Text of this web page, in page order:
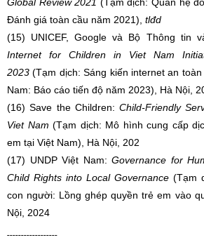
Đánh giá toàn cầu năm 2021), tlđd
(15) UNICEF, Google và Bộ Thông tin
Internet for Children in Viet Nam
2023(Tạm dịch: Sáng kiến ​​internet an
Nam: Báo cáo tiến độ năm 2023), Hà Nội,
(16) Save the Children: Child-Friendly
Viet Nam(Tạm dịch: Mô hình cung cấp
em tại Việt Nam), Hà Nội, 202
(17) UNDP Việt Nam: Governance for
Child Rights into Local Governance (Tạm
con người: Lồng ghép quyền trẻ em vào
Nội, 2024
------------------